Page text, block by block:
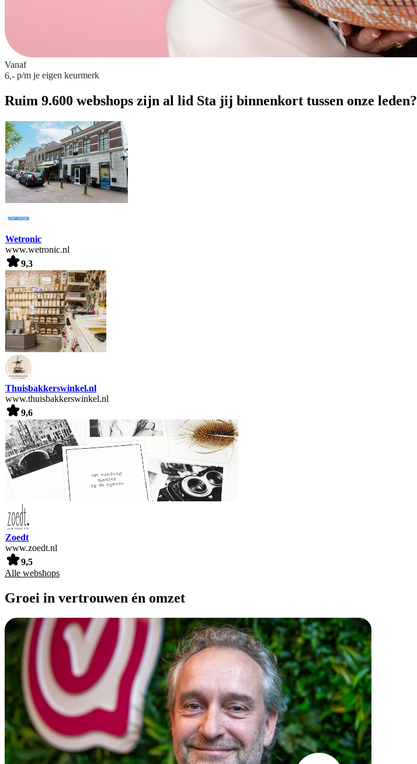
Vanaf
6,- p/m je eigen keurmerk
Ruim 9.600 webshops zijn al lid Sta jij binnenkort tussen onze leden?
Wetronic
www.wetronic.nl
9,3
Thuisbakkerswinkel.nl
www.thuisbakkerswinkel.nl
9,6
Zoedt
www.zoedt.nl
9,5
Alle webshops
Groei in vertrouwen én omzet